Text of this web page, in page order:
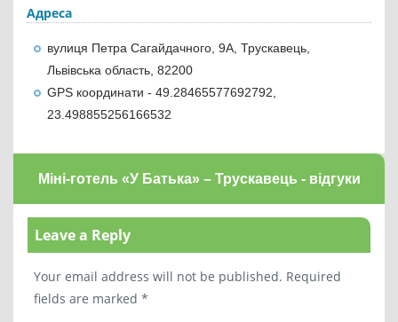
Адреса
вулиця Петра Сагайдачного, 9А, Трускавець,
Львівська область, 82200
GPS координати - 49.28465577692792,
23.498855256166532
Міні-готель «У Батька» – Трускавець - відгуки
Leave a Reply
Your email address will not be published. Required
fields are marked *